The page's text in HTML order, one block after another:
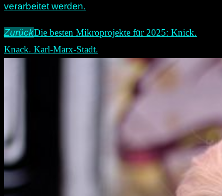
verarbeitet werden.
ZurückDie besten Mikroprojekte für 2025: Knick.
Knack. Karl-Marx-Stadt.